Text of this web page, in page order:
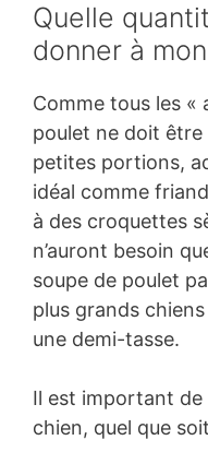
Quelle
donner à
Comme tous les «
poulet ne doit être
petites portions,
idéal comme
à des croquettes
n’auront besoin
soupe de poulet
plus grands
une demi-tasse.
Il est important
chien, quel que